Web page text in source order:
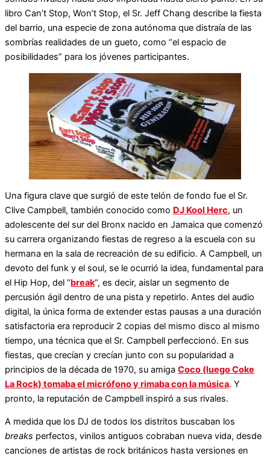
libro Can’t Stop, Won’t Stop, el Sr. Jeff Chang describe la fiesta
del barrio, una especie de zona autónoma que distraía de las
sombrías realidades de un gueto, como “el espacio de
posibilidades” para los jóvenes participantes.
Una figura clave que surgió de este telón de fondo fue el Sr.
Clive Campbell, también conocido como DJ Kool Herc, un
adolescente del sur del Bronx nacido en Jamaica que comenzó
su carrera organizando fiestas de regreso a la escuela con su
hermana en la sala de recreación de su edificio. A Campbell, un
devoto del funk y el soul, se le ocurrió la idea, fundamental para
el Hip Hop, del “break“, es decir, aislar un segmento de
percusión ágil dentro de una pista y repetirlo. Antes del audio
digital, la única forma de extender estas pausas a una duración
satisfactoria era reproducir 2 copias del mismo disco al mismo
tiempo, una técnica que el Sr. Campbell perfeccionó. En sus
fiestas, que crecían y crecían junto con su popularidad a
principios de la década de 1970, su amiga Coco (luego Coke
La Rock) tomaba el micrófono y rimaba con la música. Y
pronto, la reputación de Campbell inspiró a sus rivales.
A medida que los DJ de todos los distritos buscaban los
breaks perfectos, vinilos antiguos cobraban nueva vida, desde
canciones de artistas de rock británicos hasta versiones en